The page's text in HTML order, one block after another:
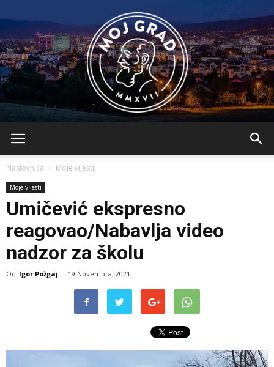
Naslovnica Moje vijesti
Moje vijesti
Umičević ekspresno
reagovao/Nabavlja video
nadzor za školu
Od Igor Požgaj - 19 Novembra, 2021